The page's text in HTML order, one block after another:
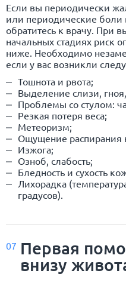
Если вы периодически
или периодические боли
обратитесь к врачу. При
начальных стадиях риск
ниже. Необходимо
если у вас возникли
Тошнота и рвота;
Выделение слизи,
Проблемы со стулом:
Резкая потеря веса;
Метеоризм;
Ощущение распирания
Изжога;
Озноб, слабость;
Бледность и сухость
Лихорадка
градусов).
07 Первая
внизу